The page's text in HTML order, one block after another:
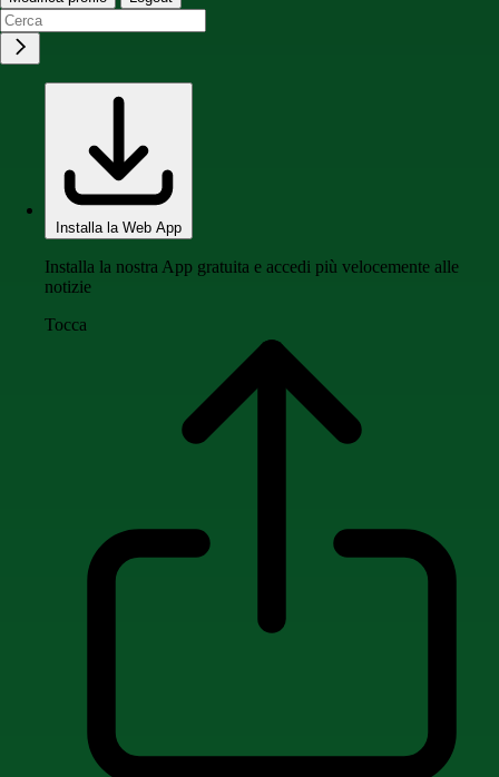
Installa la Web App
Installa la nostra App gratuita e accedi più velocemente alle
notizie
Tocca